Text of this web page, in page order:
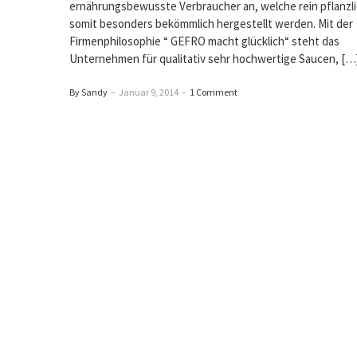
ernährungsbewusste Verbraucher an, welche rein
somit besonders bekömmlich hergestellt werden. Mit der
Firmenphilosophie “ GEFRO macht glücklich“ steht das
Unternehmen für qualitativ sehr hochwertige Saucen,
By Sandy – Januar 9, 2014 – 1 Comment